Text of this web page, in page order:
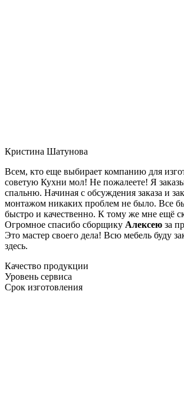
Кристина Шатунова
Всем, кто еще выбирает компанию для
советую Кухни мол! Не пожалеете! Я
спальню. Начиная с обсуждения заказа и
монтажом никаких проблем не было. Все
быстро и качественно. К тому же мне ещё
Огромное спасибо сборщику Алексею за
Это мастер своего дела! Всю мебель буду
здесь.
Качество продукции
Уровень сервиса
Срок изготовления